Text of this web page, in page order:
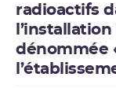
radioactifs
dénommée